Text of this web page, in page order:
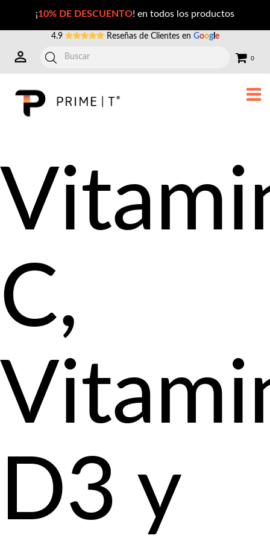
¡10% DE DESCUENTO! en todos los productos
4.9 Reseñas de Clientes en Google
0
C,
D3 y